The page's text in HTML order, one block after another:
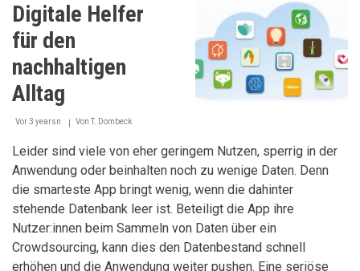
gepeilt
Digitale Helfer
für den
nachhaltigen
Alltag
Vor 3 yearsn VonT. Dombeck
Leider sind viele von eher geringem Nutzen, sperrig in der
Anwendung oder beinhalten noch zu wenige Daten. Denn
die smarteste App bringt wenig, wenn die dahinter
stehende Datenbank leer ist. Beteiligt die App ihre
Nutzer:innen beim Sammeln von Daten über ein
Crowdsourcing, kann dies den Datenbestand schnell
erhöhen und die Anwendung weiter pushen. Eine seriöse